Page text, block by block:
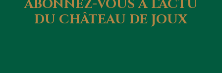
ABONNEZ-VOUS À L’ACTU
DU CHÂTEAU DE JOUX